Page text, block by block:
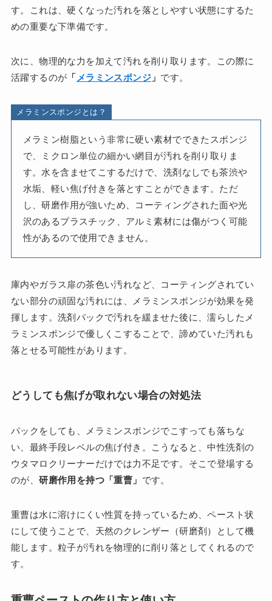
す。これは、硬くなった汚れを落としやすい状態にするた
めの重要な下準備です。
次に、物理的な力を加えて汚れを削り取ります。この際に
活躍するのが 「 メラミンスポンジ」 です。
メラミンスポンジとは？
メラミン樹脂という非常に硬い素材でできたスポンジ
で、ミクロン単位の細かい網目が汚れを削り取りま
す。水を含ませてこするだけで、洗剤なしでも茶渋や
水垢、軽い焦げ付きを落とすことができます。ただ
し、研磨作用が強いため、コーティングされた面や光
沢のあるプラスチック、アルミ素材には傷がつく可能
性があるので使用できません。
庫内やガラス扉の茶色い汚れなど、コーティングされてい
ない部分の頑固な汚れには、メラミンスポンジが効果を発
揮します。洗剤パックで汚れを緩ませた後に、濡らしたメ
ラミンスポンジで優しくこすることで、諦めていた汚れも
落とせる可能性があります。
どうしても焦げが取れない場合の対処法
パックをしても、メラミンスポンジでこすっても落ちな
い、最終手段レベルの焦げ付き。こうなると、中性洗剤の
ウタマロクリーナーだけでは力不足です。そこで登場する
のが、研磨作用を持つ「重曹」 です。
重曹は水に溶けにくい性質を持っているため、ペースト状
にして使うことで、天然のクレンザー（研磨剤）として機
能します。粒子が汚れを物理的に削り落としてくれるので
す。